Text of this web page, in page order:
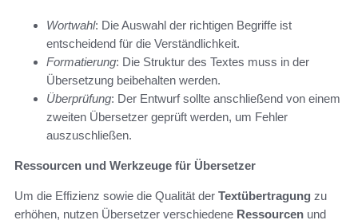
Wortwahl: Die Auswahl der richtigen Begriffe ist
entscheidend für die Verständlichkeit.
Formatierung: Die Struktur des Textes muss in der
Übersetzung beibehalten werden.
Überprüfung: Der Entwurf sollte anschließend von einem
zweiten Übersetzer geprüft werden, um Fehler
auszuschließen.
Ressourcen und Werkzeuge für Übersetzer
Um die Effizienz sowie die Qualität der Textübertragung zu
erhöhen, nutzen Übersetzer verschiedene Ressourcen und